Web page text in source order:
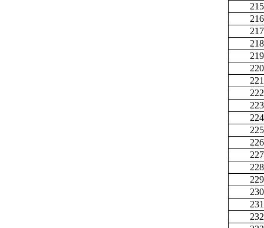
215
216
217
218
219
220
221
222
223
224
225
226
227
228
229
230
231
232